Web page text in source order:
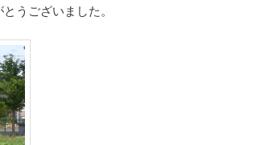
うございました。